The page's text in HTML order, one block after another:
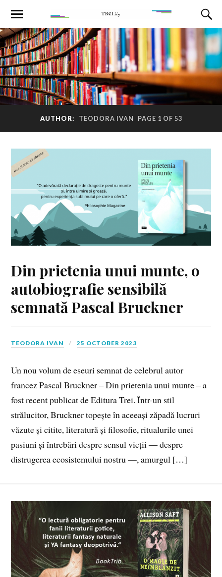
AUTHOR: TEODORA IVAN PAGE 1 OF 53
Din prietenia unui munte, o
autobiografie sensibilă
semnată Pascal Bruckner
TEODORA IVAN 25 OCTOBER 2023
Un nou volum de eseuri semnat de celebrul autor
francez Pascal Bruckner – Din prietenia unui munte – a
fost recent publicat de Editura Trei. Într-un stil
strălucitor, Bruckner topește în aceeași zăpadă lucruri
văzute și citite, literatură și filosofie, ritualurile unei
pasiuni și întrebări despre sensul vieții — despre
distrugerea ecosistemului nostru —, amurgul […]